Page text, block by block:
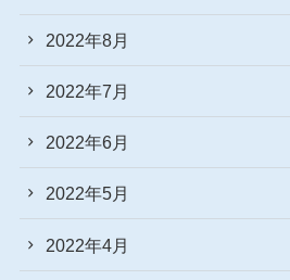
2022年8月
2022年7月
2022年6月
2022年5月
2022年4月